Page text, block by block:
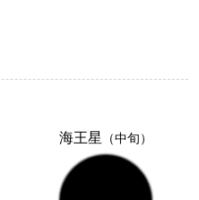
海王星 （中旬）